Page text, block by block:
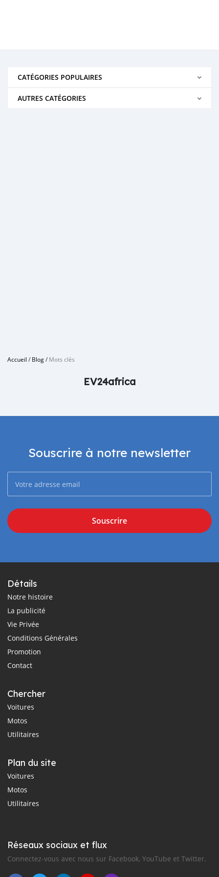
CATÉGORIES POPULAIRES
AUTRES CATÉGORIES
Accueil /Blog/Mots clés
EV24africa
Souscrire à notre newsletter
Souscrire
Détails
Notre histoire
La publicité
Vie Privée
Conditions Générales
Promotion
Contact
Chercher
Voitures
Motos
Utilitaires
Plan du site
Voitures
Motos
Utilitaires
Réseaux sociaux et flux
Connectez-vous avec nous sur Facebook, YouTube et Twitter.